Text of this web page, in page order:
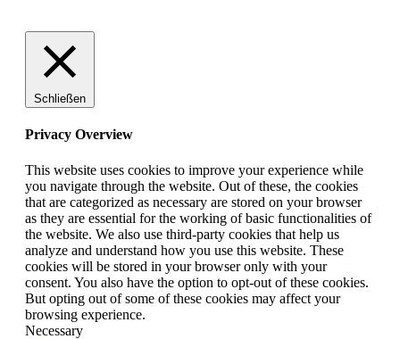
Schließen
Privacy Overview
This website uses cookies to improve your experience while
you navigate through the website. Out of these, the cookies
that are categorized as necessary are stored on your browser
as they are essential for the working of basic functionalities of
the website. We also use third-party cookies that help us
analyze and understand how you use this website. These
cookies will be stored in your browser only with your
consent. You also have the option to opt-out of these cookies.
But opting out of some of these cookies may affect your
browsing experience.
Necessary